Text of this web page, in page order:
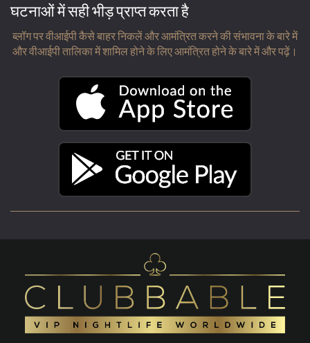
घटनाओं में सही भीड़ प्राप्त करता है
ब्लॉग पर वीआईपी कैसे बाहर निकलें और आमंत्रित करने की संभावना के बारे में
और वीआईपी तालिका में शामिल होने के लिए आमंत्रित होने के बारे में और पढ़ें।